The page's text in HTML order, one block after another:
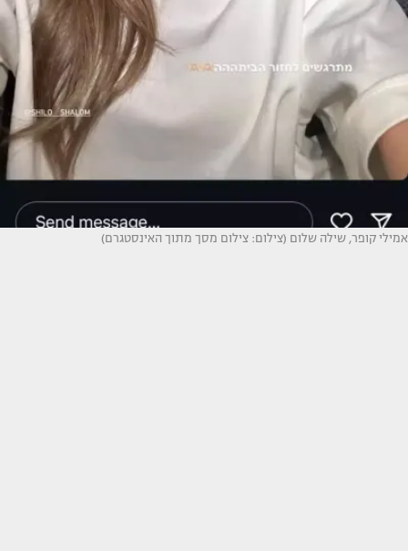
אמילי קופר, שילה שלום (צילום: צילום מסך מתוך האינסטגרם)